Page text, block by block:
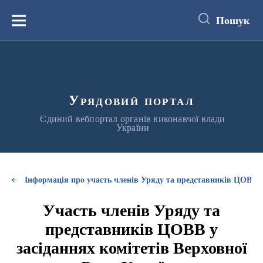
вмістуМеню Пошук
Урядовий портал
Єдиний вебпортал органів виконавчої влади
України
Інформація про участь членів Уряду та представників ЦОВВ
Участь членів Уряду та
представників ЦОВВ у
засіданнях комітетів Верховної